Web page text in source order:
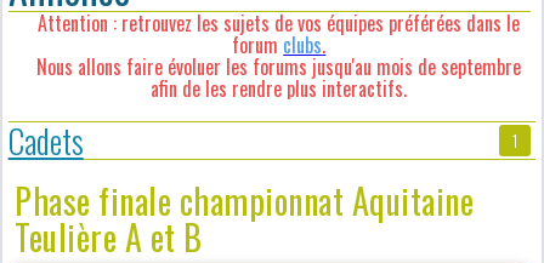
Attention : retrouvez les sujets de vos équipes préférées dans le
forum clubs.
Nous allons faire évoluer les forums jusqu'au mois de septembre
afin de les rendre plus interactifs.
Cadets 1
Phase finale championnat Aquitaine
Teulière A et B